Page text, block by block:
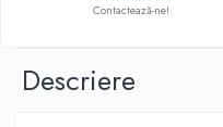
Contactează-ne!
Descriere